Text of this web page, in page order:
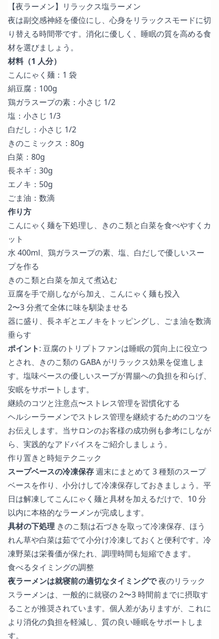
【夜ラーメン】リラックス塩ラーメン
夜は副交感神経を優位にし、心身をリラックスモードに切
り替える時間帯です。消化に優しく、睡眠の質を高める食
材を選びましょう。
材料（1 人分）
こんにゃく麺：1 袋
絹豆腐：100g
鶏ガラスープの素：小さじ 1/2
塩：小さじ 1/3
白だし：小さじ 1/2
きのこミックス：80g
白菜：80g
長ネギ：30g
エノキ：50g
ごま油：数滴
作り方
こんにゃく麺を下処理し、きのこ類と白菜を食べやすくカ
ット
水 400ml、鶏ガラスープの素、塩、白だしで優しいスー
プを作る
きのこ類と白菜を加えて煮込む
豆腐を手で崩しながら加え、こんにゃく麺も投入
2〜3 分煮て全体に味を馴染ませる
器に盛り、長ネギとエノキをトッピングし、ごま油を数滴
垂らす
ポイント: 豆腐のトリプトファンは睡眠の質向上に役立つ
とされ、きのこ類の GABA がリラックス効果を促進しま
す。塩味ベースの優しいスープが胃腸への負担を和らげ、
安眠をサポートします。
継続のコツと注意点〜ストレス管理を習慣化する
ヘルシーラーメンでストレス管理を継続するためのコツを
お伝えします。当サロンのお客様の成功例も参考にしなが
ら、実践的なアドバイスをご紹介しましょう。
作り置きと時短テクニック
スープベースの冷凍保存週末にまとめて 3 種類のスープ
ベースを作り、小分けして冷凍保存しておきましょう。平
日は解凍してこんにゃく麺と具材を加えるだけで、10 分
以内に本格的なラーメンが完成します。
具材の下処理 きのこ類は石づきを取って冷凍保存、ほう
れん草や白菜は茹でて小分け冷凍しておくと便利です。冷
凍野菜は栄養価が保たれ、調理時間も短縮できます。
食べるタイミングの調整
夜ラーメンは就寝前の適切なタイミングで夜のリラック
スラーメンは、一般的に就寝の 2〜3 時間前までに摂取す
ることが推奨されています。個人差がありますが、これに
より消化の負担を軽減し、質の良い睡眠をサポートしま
す。